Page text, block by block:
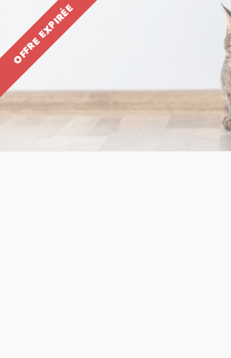
OFFRE EXPIRÉE